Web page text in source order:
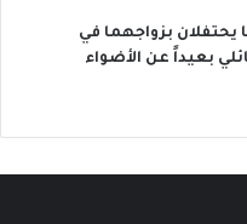
يحتفلان بزواجهما في
بعيداً عن الأضواء